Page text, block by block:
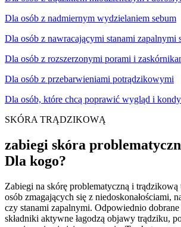
Dla osób z nadmiernym wydzielaniem sebum
Dla osób z nawracającymi stanami zapalnymi
Dla osób z rozszerzonymi porami i
Dla osób z przebarwieniami potrądzikowymi
Dla osób, które chcą poprawić wygląd i
SKÓRA TRĄDZIKOWĄ
zabiegi skóra
Dla kogo?
Zabiegi na skórę problematyczną i
osób zmagających się z niedoskonałościami,
czy stanami zapalnymi. Odpowiednio
składniki aktywne łagodzą objawy trądziku,